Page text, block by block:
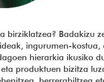
birziklatzea?
ingurumen-
hierarkia ikusiko
produktuen bizitza